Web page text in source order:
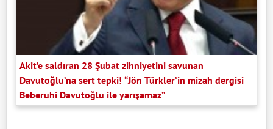
Akit’e saldıran 28 Şubat zihniyetini savunan
Davutoğlu’na sert tepki! “Jön Türkler’in mizah dergisi
Beberuhi Davutoğlu ile yarışamaz”